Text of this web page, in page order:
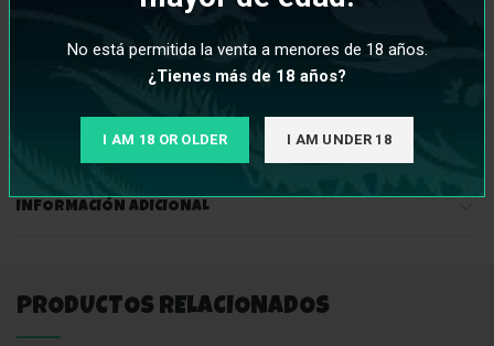
No está permitida la venta a menores de 18 años.
¿Tienes más de 18 años?
I AM 18 OR OLDER I AM UNDER 18
vapeo, conocida por su compromiso con la calidad y la
creación de sabores auténticos. Con las sales de nicotina
Juice Sauz Salt, puedes disfrutar de una experiencia de vapeo
sabor fresco y jugoso en cada inhalación.
INFORMACIÓN ADICIONAL
PRODUCTOS RELACIONADOS